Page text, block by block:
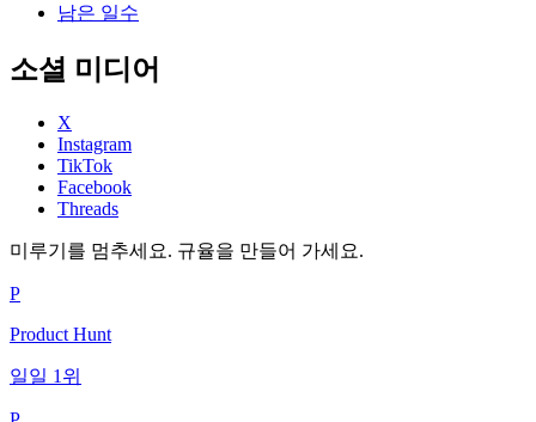
남은 일수
소셜 미디어
X
Instagram
TikTok
Facebook
Threads
미루기를 멈추세요. 규율을 만들어 가세요.
P
Product Hunt
일일 1위